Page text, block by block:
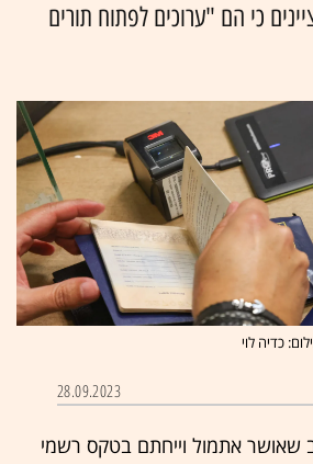
כי הם "ערוכים לפתוח תורים
כדיה לוי
28.09.2023
שאושר אתמול וייחתם בטקס רשמי